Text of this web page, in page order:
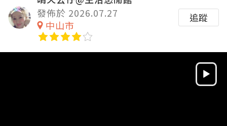
發佈於 2026.07.27
中山市
追蹤